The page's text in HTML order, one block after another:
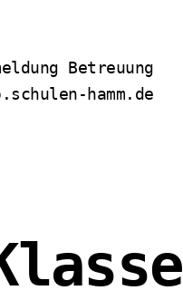
Betreuung
hamm.de